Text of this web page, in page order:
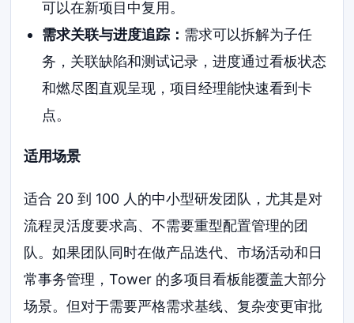
可以在新项目中复用。
需求关联与进度追踪： 需求可以拆解为子任
务，关联缺陷和测试记录，进度通过看板状态
和燃尽图直观呈现，项目经理能快速看到卡
点。
适用场景
适合 20 到 100 人的中小型研发团队，尤其是对
流程灵活度要求高、不需要重型配置管理的团
队。如果团队同时在做产品迭代、市场活动和日
常事务管理，Tower 的多项目看板能覆盖大部分
场景。但对于需要严格需求基线、复杂变更审批